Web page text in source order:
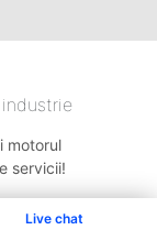
Live chat
motorul
servicii!